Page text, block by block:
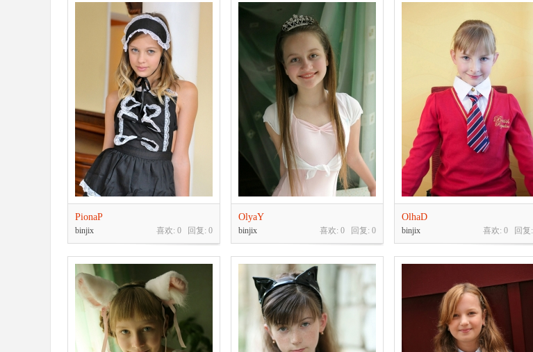
PionaP
喜欢: 0 回复: 0
binjix
OlyaY
喜欢: 0 回复: 0
binjix
OlhaD
喜欢: 0 回复:
binjix